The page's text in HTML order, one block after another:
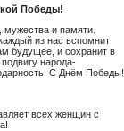
Победы!
мужества и памяти.
из нас вспомнит
будущее, и сохранит в
народа-
С Днём Победы!
всех женщин с